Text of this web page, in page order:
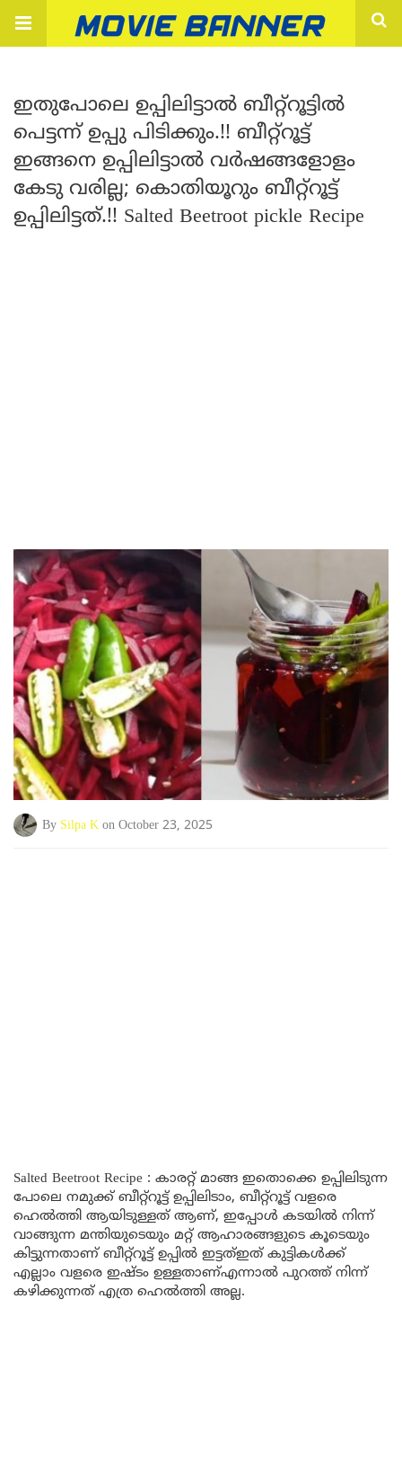
ഇതുപോലെ ഉപ്പിലിട്ടാൽ ബീറ്റ്‌റൂട്ടിൽ
പെട്ടന്ന് ഉപ്പു പിടിക്കും.!! ബീറ്റ്റൂട്ട്
ഇങ്ങനെ ഉപ്പിലിട്ടാൽ വർഷങ്ങളോളം
കേടു വരില്ല; കൊതിയൂറും ബീറ്റ്‌റൂട്ട്
ഉപ്പിലിട്ടത്.!! Salted Beetroot pickle Recipe
By Silpa K on October 23, 2025
Salted Beetroot Recipe : കാരറ്റ് മാങ്ങ ഇതൊക്കെ ഉപ്പിലിടുന്ന
പോലെ നമുക്ക് ബീറ്റ്റൂട്ട് ഉപ്പിലിടാം, ബീറ്റ്റൂട്ട് വളരെ
ഹെൽത്തി ആയിടുള്ളത് ആണ്, ഇപ്പോൾ കടയിൽ നിന്ന്
വാങ്ങുന്ന മന്തിയുടെയും മറ്റ് ആഹാരങ്ങളുടെ കൂടെയും
കിട്ടുന്നതാണ് ബീറ്റ്റൂട്ട് ഉപ്പിൽ ഇട്ടത്ഇത് കുട്ടികൾക്ക്
എല്ലാം വളരെ ഇഷ്ടം ഉള്ളതാണ്എന്നാൽ പുറത്ത് നിന്ന്
കഴിക്കുന്നത് എത്ര ഹെൽത്തി അല്ല.